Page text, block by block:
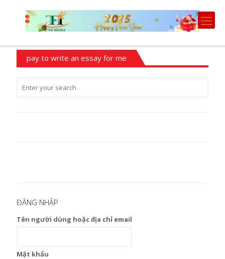
pay to write an essay for me
ĐĂNG NHẬP
Tên người dùng hoặc địa chỉ email
Mật khẩu